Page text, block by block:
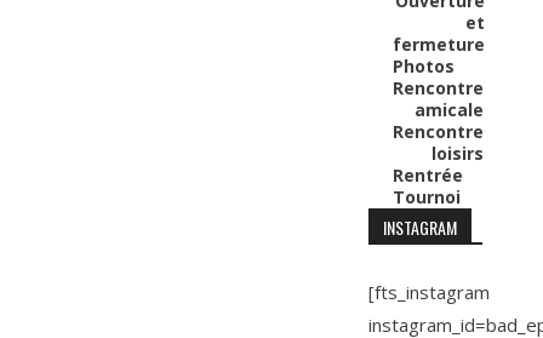
et
fermeture
Photos
Rencontre
amicale
Rencontre
loisirs
Rentrée
Tournoi
INSTAGRAM
[fts_instagram